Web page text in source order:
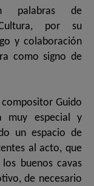
palabras de
por su
y colaboración
como signo de
Guido
muy especial y
un espacio de
al acto, que
buenos cavas
de necesario